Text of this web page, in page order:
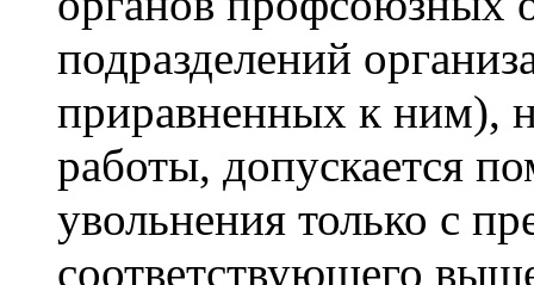
подразделений
приравненных к ним),
работы, допускается
увольнения только с
соответствующего